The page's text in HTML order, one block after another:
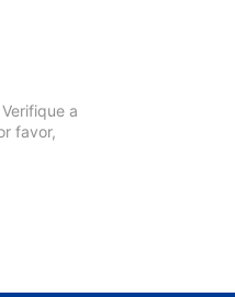
a
favor,